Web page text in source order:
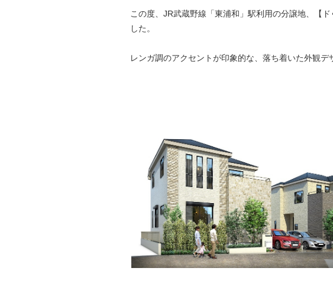
この度、JR武蔵野線「東浦和」駅利用の分譲地、【
した。
レンガ調のアクセントが印象的な、落ち着いた外観デ